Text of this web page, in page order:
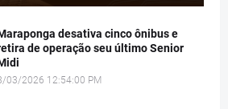
desativa cinco ônibus e
de operação seu último Senior
03/2026 12:54:00 PM